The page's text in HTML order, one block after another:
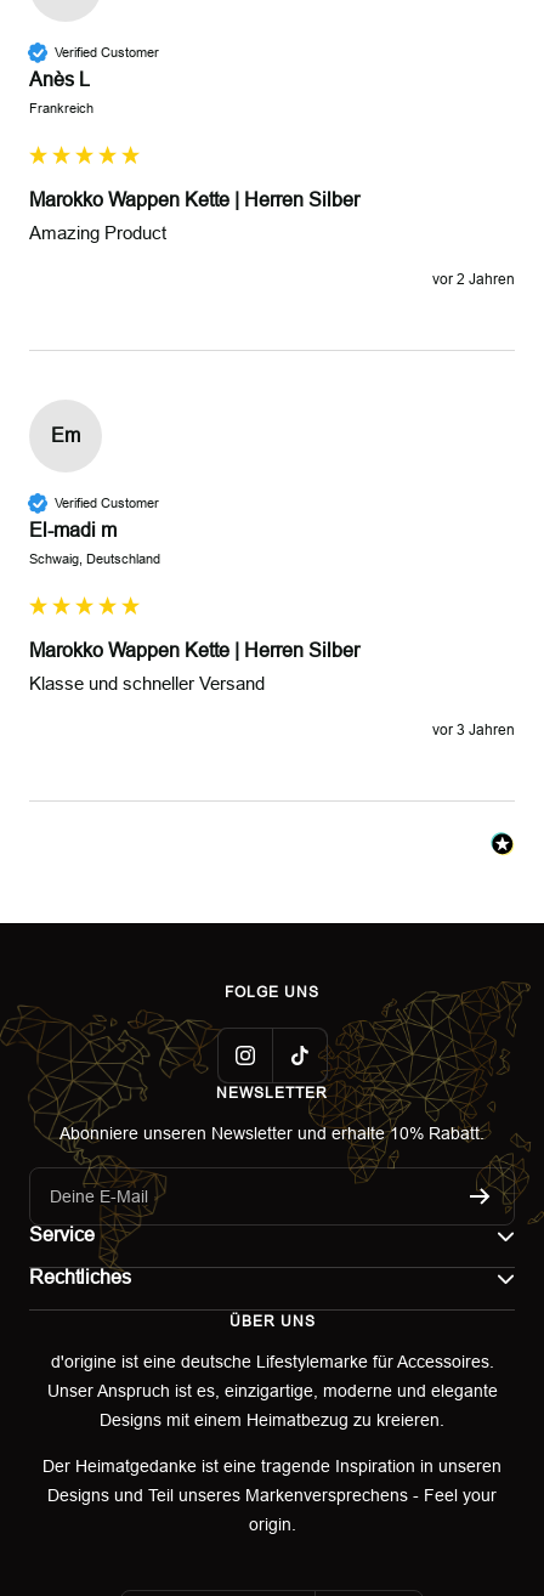
Verified Customer
Anès L
Frankreich
Marokko Wappen Kette | Herren Silber
Amazing Product
vor 2 Jahren
Em
Verified Customer
El-madi m
Schwaig, Deutschland
Marokko Wappen Kette | Herren Silber
Klasse und schneller Versand
vor 3 Jahren
FOLGE UNS
NEWSLETTER
Abonniere unseren Newsletter und erhalte 10% Rabatt.
Deine E-Mail
Service
Retoure & Umtausch
Retourenportal
Rechtliches
AGB
Widerrufsbelehrung
ÜBER UNS
d'origine ist eine deutsche Lifestylemarke für Accessoires.
Unser Anspruch ist es, einzigartige, moderne und elegante
Designs mit einem Heimatbezug zu kreieren.
Der Heimatgedanke ist eine tragende Inspiration in unseren
Designs und Teil unseres Markenversprechens - Feel your
origin.